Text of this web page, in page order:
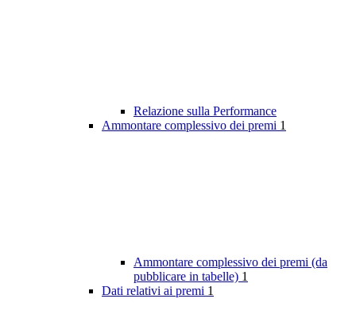
Relazione sulla Performance
Ammontare complessivo dei premi 1
Ammontare complessivo dei premi (da
pubblicare in tabelle) 1
Dati relativi ai premi 1